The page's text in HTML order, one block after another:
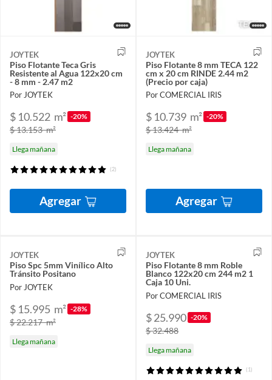
JOYTEK
Piso Flotante Teca Gris
Resistente al Agua 122x20 cm
- 8 mm - 2.47 m2
Por JOYTEK
$ 10.522 m² -20%
$ 13.153m²
Llega mañana
(2)
Agregar
JOYTEK
Piso Flotante 8 mm TECA 122
cm x 20 cm RINDE 2.44 m2
(Precio por caja)
Por COMERCIAL IRIS
$ 10.739 m² -20%
$ 13.424m²
Llega mañana
Agregar
JOYTEK
Piso Spc 5mm Vinílico Alto
Tránsito Positano
Por JOYTEK
$ 15.995 m² -28%
$ 22.217m²
Llega mañana
JOYTEK
Piso Flotante 8 mm Roble
Blanco 122x20 cm 244 m2 1
Caja 10 Uni.
Por COMERCIAL IRIS
$ 25.990 -20%
$ 32.488
Llega mañana
(1)